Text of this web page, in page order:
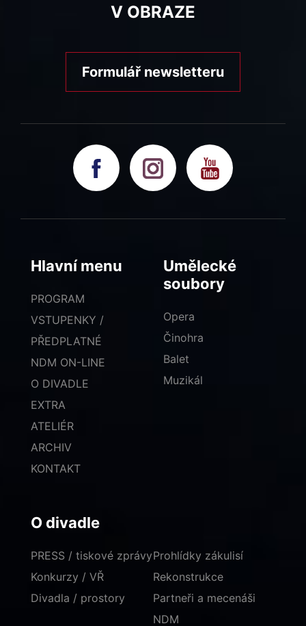
V OBRAZE
Formulář newsletteru
Hlavní menu
PROGRAM
VSTUPENKY /
PŘEDPLATNÉ
NDM ON-LINE
O DIVADLE
EXTRA
ATELIÉR
ARCHIV
KONTAKT
Umělecké
soubory
Opera
Činohra
Balet
Muzikál
O divadle
PRESS / tiskové zprávy
Konkurzy / VŘ
Divadla / prostory
Prohlídky zákulisí
Rekonstrukce
Partneři a mecenáši
NDM